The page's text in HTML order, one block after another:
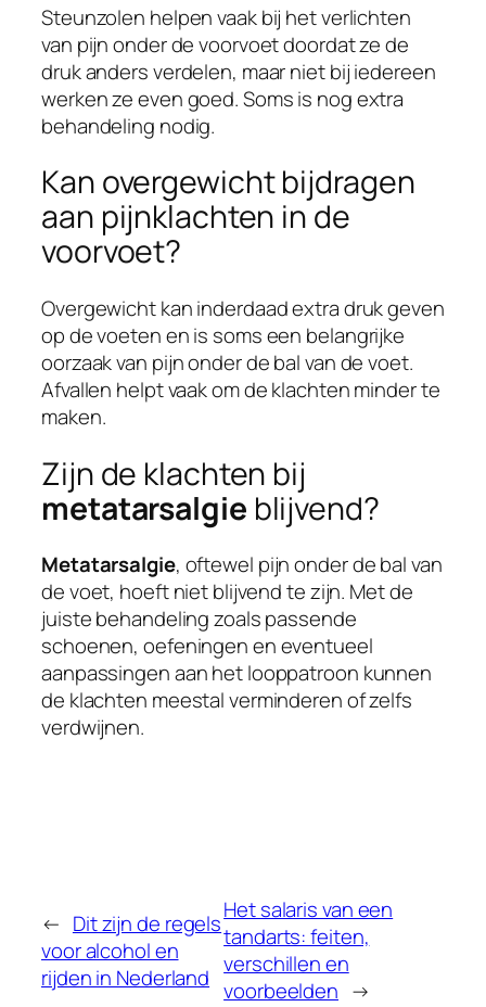
Steunzolen helpen vaak bij het verlichten
van pijn onder de voorvoet doordat ze de
druk anders verdelen, maar niet bij iedereen
werken ze even goed. Soms is nog extra
behandeling nodig.
Kan overgewicht bijdragen
aan pijnklachten in de
voorvoet?
Overgewicht kan inderdaad extra druk geven
op de voeten en is soms een belangrijke
oorzaak van pijn onder de bal van de voet.
Afvallen helpt vaak om de klachten minder te
maken.
Zijn de klachten bij
metatarsalgie blijvend?
Metatarsalgie, oftewel pijn onder de bal van
de voet, hoeft niet blijvend te zijn. Met de
juiste behandeling zoals passende
schoenen, oefeningen en eventueel
aanpassingen aan het looppatroon kunnen
de klachten meestal verminderen of zelfs
verdwijnen.
← Dit zijn de regels
voor alcohol en
rijden in Nederland
Het salaris van een
tandarts: feiten,
verschillen en
voorbeelden →